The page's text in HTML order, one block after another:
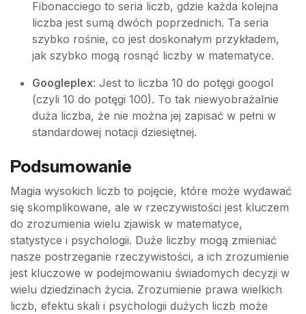
Fibonacciego to seria liczb, gdzie każda kolejna
liczba jest sumą dwóch poprzednich. Ta seria
szybko rośnie, co jest doskonałym przykładem,
jak szybko mogą rosnąć liczby w matematyce.
Googleplex: Jest to liczba 10 do potęgi googol
(czyli 10 do potęgi 100). To tak niewyobrażalnie
duża liczba, że nie można jej zapisać w pełni w
standardowej notacji dziesiętnej.
Podsumowanie
Magia wysokich liczb to pojęcie, które może wydawać
się skomplikowane, ale w rzeczywistości jest kluczem
do zrozumienia wielu zjawisk w matematyce,
statystyce i psychologii. Duże liczby mogą zmieniać
nasze postrzeganie rzeczywistości, a ich zrozumienie
jest kluczowe w podejmowaniu świadomych decyzji w
wielu dziedzinach życia. Zrozumienie prawa wielkich
liczb, efektu skali i psychologii dużych liczb może